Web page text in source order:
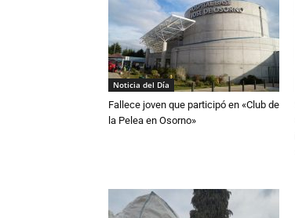
Noticia del Día
Fallece joven que participó en «Club de
la Pelea en Osorno»